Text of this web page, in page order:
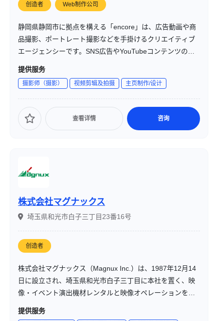
创造者 Web制作公司
静岡県静岡市に拠点を構える「encore」は、広告動画や商
品撮影、ポートレート撮影などを手掛けるクリエイティブ
エージェンシーです。SNS広告やYouTubeコンテンツの制
作にも対応し、地域密着型の映像制作を提供しています。
提供服务
摄影师（摄影） 视频剪辑及拍摄 主页制作/设计
查看详情 咨询
株式会社マグナックス
埼玉県和光市白子三丁目23番16号
创造者
株式会社マグナックス（Magnux Inc.）は、1987年12月14
日に設立され、埼玉県和光市白子三丁目に本社を置く、映
像・イベント演出機材レンタルと映像オペレーションを中
心とする専門企業です。映像機材のレンタル・スクリーン
提供服务